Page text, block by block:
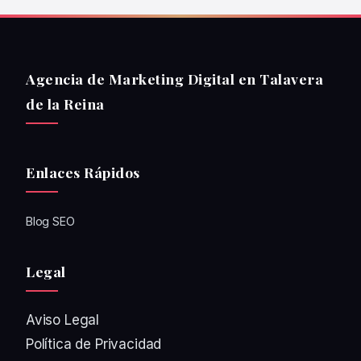
Agencia de Marketing Digital en Talavera
de la Reina
Enlaces Rápidos
Blog SEO
Legal
Aviso Legal
Política de Privacidad